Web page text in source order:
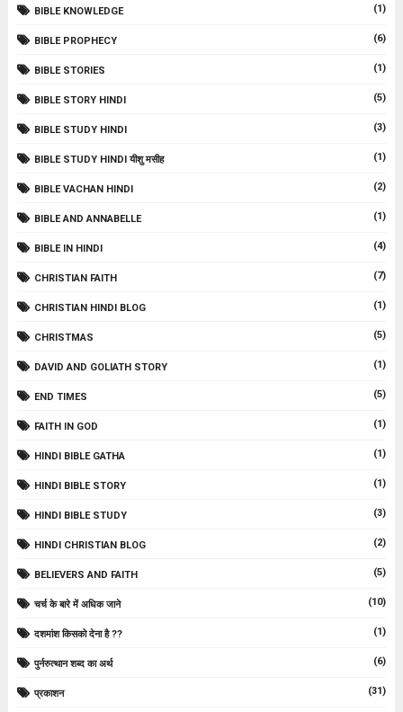
BIBLE KNOWLEDGE (1)
BIBLE PROPHECY (6)
BIBLE STORIES (1)
BIBLE STORY HINDI (5)
BIBLE STUDY HINDI (3)
BIBLE STUDY HINDI यीशु मसीह (1)
BIBLE VACHAN HINDI (2)
BIBLE AND ANNABELLE (1)
BIBLE IN HINDI (4)
CHRISTIAN FAITH (7)
CHRISTIAN HINDI BLOG (1)
CHRISTMAS (5)
DAVID AND GOLIATH STORY (1)
END TIMES (5)
FAITH IN GOD (1)
HINDI BIBLE GATHA (1)
HINDI BIBLE STORY (1)
HINDI BIBLE STUDY (3)
HINDI CHRISTIAN BLOG (2)
BELIEVERS AND FAITH (5)
चर्च के बारे में अधिक जाने (10)
दशमांश किसको देना है ?? (1)
पुर्नरुत्थान शब्द का अर्थ (6)
प्रकाशन (31)